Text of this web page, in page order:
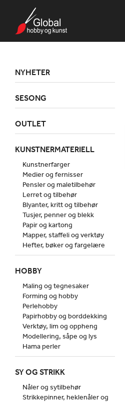
NYHETER
SESONG
OUTLET
KUNSTNERMATERIELL
Kunstnerfarger
Medier og fernisser
Pensler og maletilbehør
Lerret og tilbehør
Blyanter, kritt og tilbehør
Tusjer, penner og blekk
Papir og kartong
Mapper, staffeli og verktøy
Hefter, bøker og fargelære
HOBBY
Maling og tegnesaker
Forming og hobby
Perlehobby
Papirhobby og borddekking
Verktøy, lim og oppheng
Modellering, såpe og lys
Hama perler
SY OG STRIKK
Nåler og sytilbehør
Strikkepinner, heklenåler og